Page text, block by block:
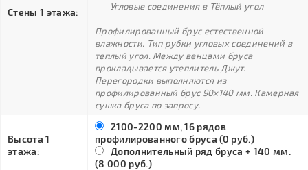
Стены 1 этажа: Угловые соединения в Тёплый угол
Профилированный брус естественной
влажности. Тип рубки угловых соединений в
теплый угол. Между венцами бруса
прокладывается утеплитель Джут.
Перегородки выполняются из
профилированный брус 90х140 мм. Камерная
сушка бруса по запросу.
Высота 1
этажа:
2100-2200 мм, 16 рядов
профилированного бруса (0 руб.)
Дополнительный ряд бруса + 140 мм.
(8 000 руб.)